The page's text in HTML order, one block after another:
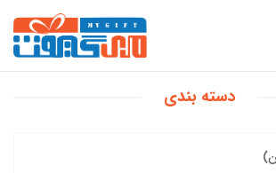
دسته بندی